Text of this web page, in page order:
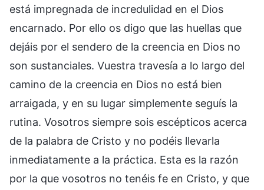
está impregnada de incredulidad en el Dios
encarnado. Por ello os digo que las huellas que
dejáis por el sendero de la creencia en Dios no
son sustanciales. Vuestra travesía a lo largo del
camino de la creencia en Dios no está bien
arraigada, y en su lugar simplemente seguís la
rutina. Vosotros siempre sois escépticos acerca
de la palabra de Cristo y no podéis llevarla
inmediatamente a la práctica. Esta es la razón
por la que vosotros no tenéis fe en Cristo, y que